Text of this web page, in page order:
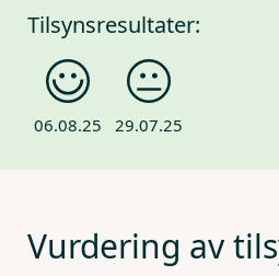
Tilsynsresultater:
06.08.25 29.07.25
Vurdering av